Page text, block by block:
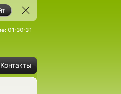
Контакты
01:30:31